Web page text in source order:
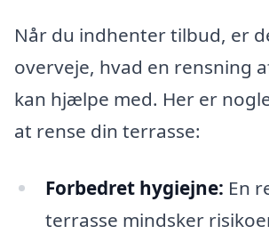
Når du indhenter tilbud, er
overveje, hvad en rensning
kan hjælpe med. Her er
at rense din terrasse:
Forbedret hygiejne: En
terrasse mindsker